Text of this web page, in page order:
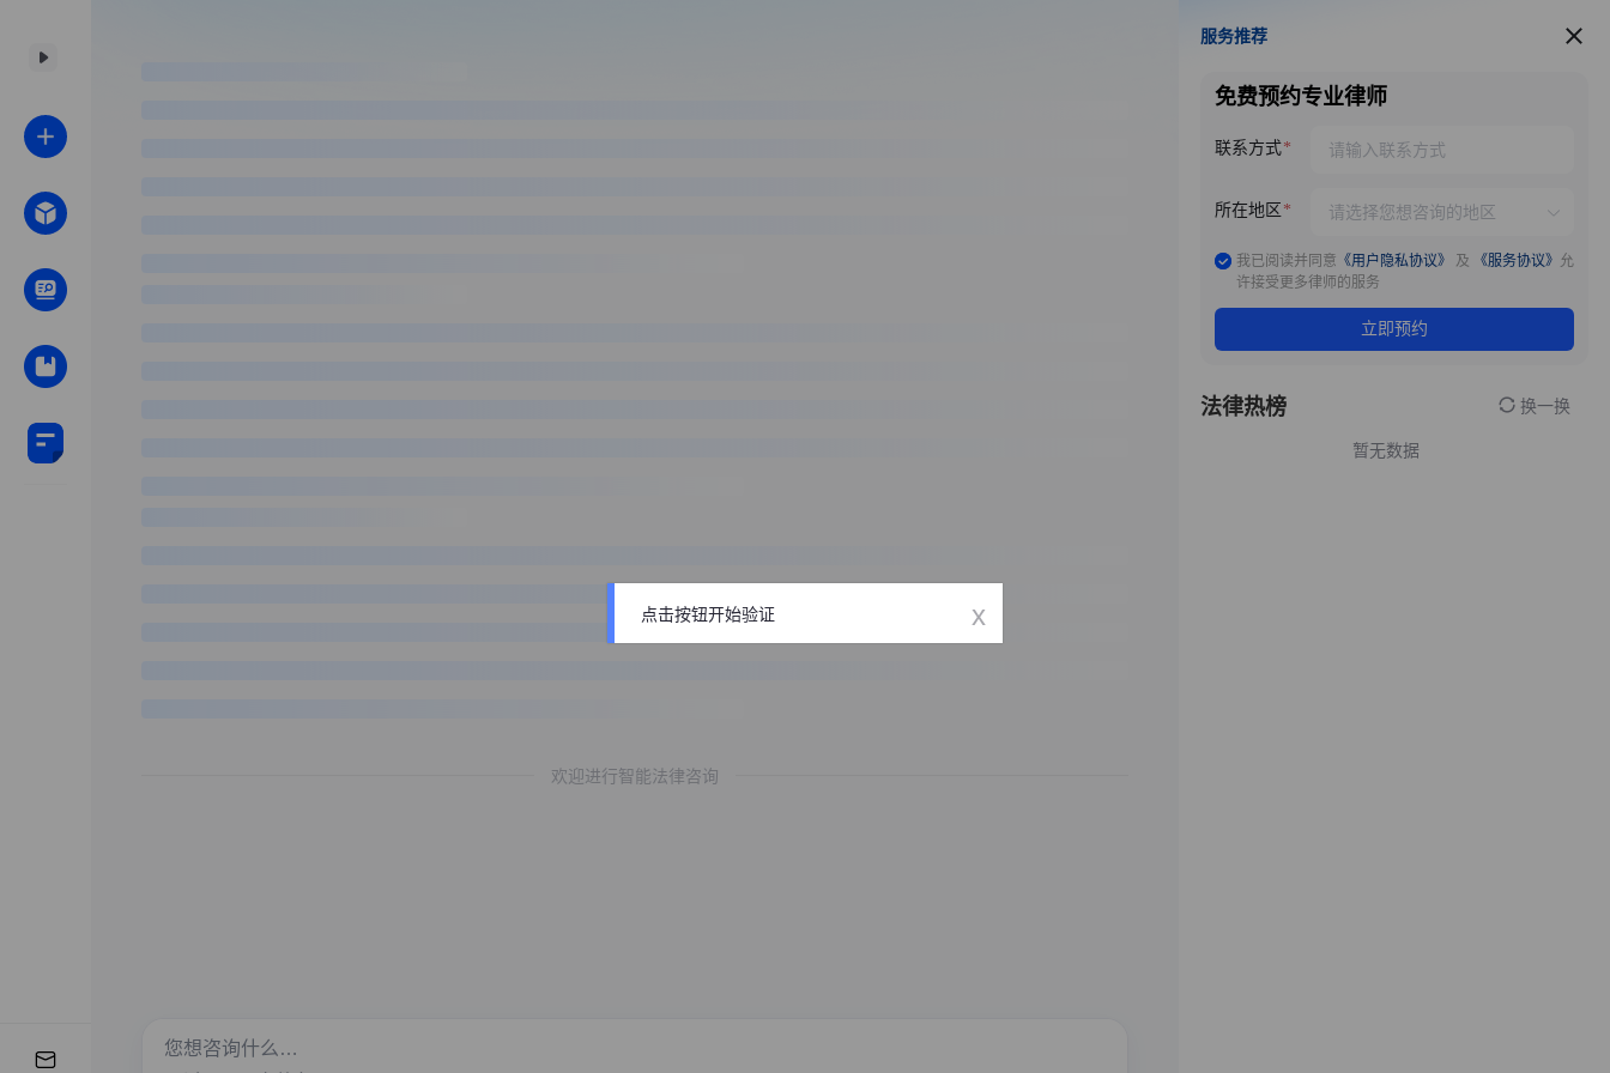
欢迎进行智能法律咨询
服务推荐
服务推荐
免费预约专业律师
联系方式
所在地区
我已阅读并同意 《用户隐私协议》 及 《服务协议》 允
许接受更多律师的服务
立即预约
法律热榜 换一换
暂无数据
点击按钮开始验证 x